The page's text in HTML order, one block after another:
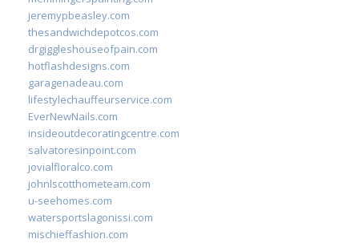
jeremypbeasley.com
thesandwichdepotcos.com
drgiggleshouseofpain.com
hotflashdesigns.com
garagenadeau.com
lifestylechauffeurservice.com
EverNewNails.com
insideoutdecoratingcentre.com
salvatoresinpoint.com
jovialfloralco.com
johnlscotthometeam.com
u-seehomes.com
watersportslagonissi.com
mischieffashion.com